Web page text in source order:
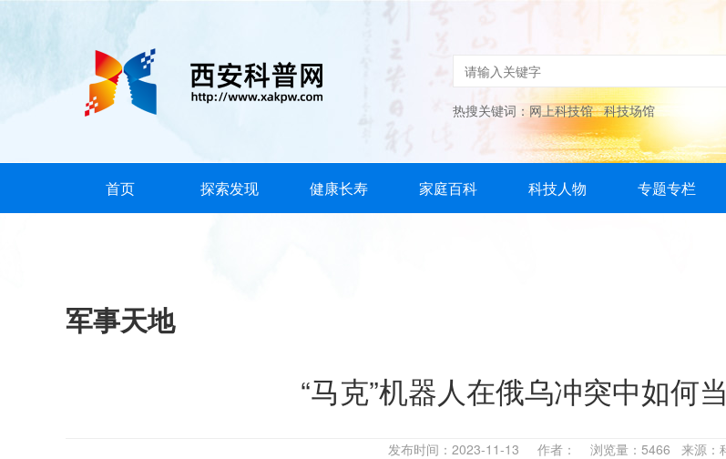
热搜关键词： 网上科技馆 科技场馆
首页 探索发现 健康长寿 家庭百科 科技人物 专题专栏
军事天地
“马克”机器人在俄乌冲突中如何
发布时间：2023-11-13 作者： 浏览量：5466 来源：